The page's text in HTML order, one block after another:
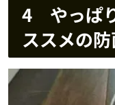
4 やっぱ
ススメの